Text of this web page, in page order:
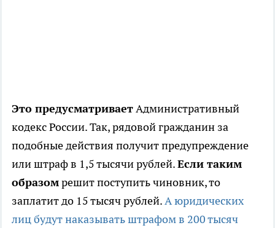
Это предусматриваетАдминистративный
кодекс России. Так, рядовой гражданин за
подобные действия получит предупреждение
или штраф в 1,5 тысячи рублей.Если таким
образомрешит поступить чиновник, то
заплатит до 15 тысяч рублей.А юридических
лиц будут наказывать штрафом в 200 тысяч